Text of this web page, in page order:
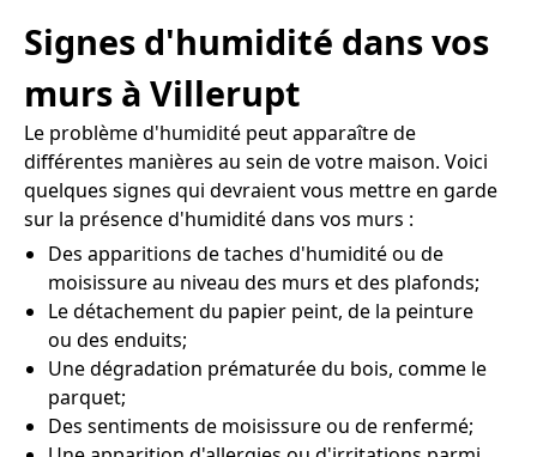
Signes d'humidité dans vos
murs à Villerupt
Le problème d'humidité peut apparaître de
différentes manières au sein de votre maison. Voici
quelques signes qui devraient vous mettre en garde
sur la présence d'humidité dans vos murs :
Des apparitions de taches d'humidité ou de
moisissure au niveau des murs et des plafonds;
Le détachement du papier peint, de la peinture
ou des enduits;
Une dégradation prématurée du bois, comme le
parquet;
Des sentiments de moisissure ou de renfermé;